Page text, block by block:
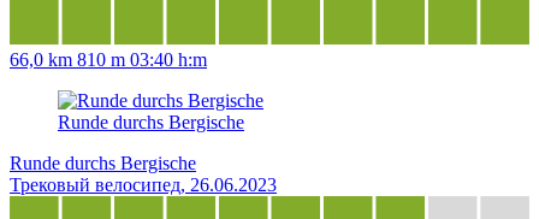
66,0 km 810 m 03:40 h:m
Runde durchs Bergische
Runde durchs Bergische
Трековый велосипед, 26.06.2023